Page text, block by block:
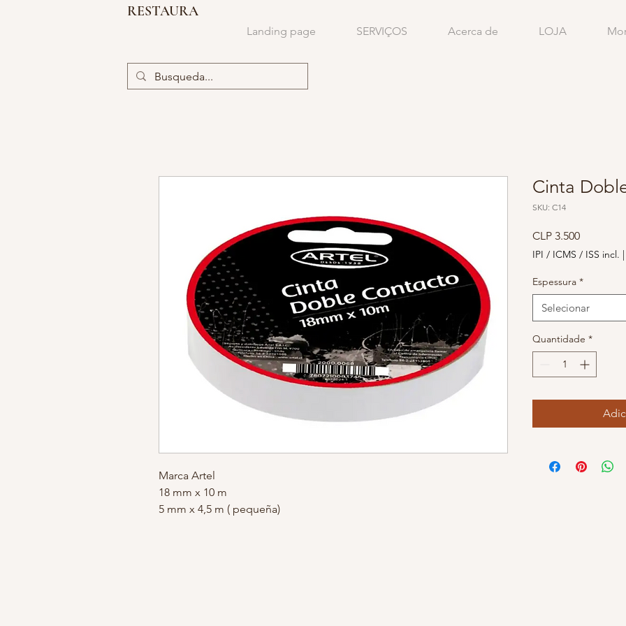
RESTAURA
Landing page SERVIÇOS Acerca de LOJA
Marca Artel
18 mm x 10 m
5 mm x 4,5 m ( pequeña)
Cinta
SKU: C14
CLP 3.500Preço
IPI / ICMS / ISS incl. |
Espessura *
Selecionar
Quantidade *